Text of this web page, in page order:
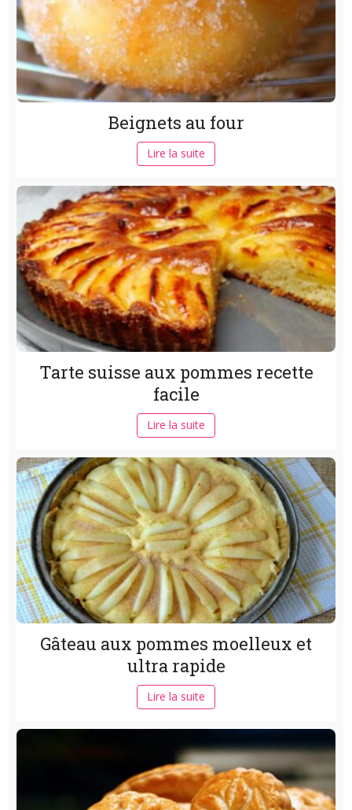
Beignets au four
Lire la suite
Tarte suisse aux pommes recette
facile
Lire la suite
Gâteau aux pommes moelleux et
ultra rapide
Lire la suite